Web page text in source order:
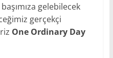
gelebilecek
gerçekçi
One Ordinary Day